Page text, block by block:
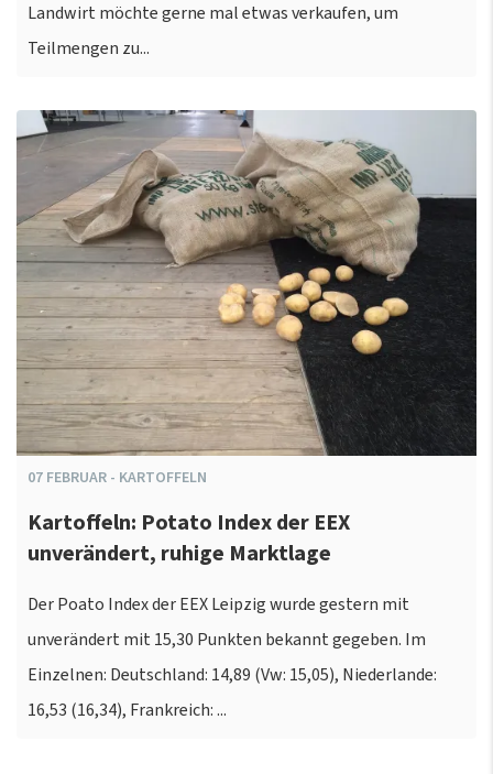
Landwirt möchte gerne mal etwas verkaufen, um
Teilmengen zu...
07 FEBRUAR - KARTOFFELN
Kartoffeln: Potato Index der EEX
unverändert, ruhige Marktlage
Der Poato Index der EEX Leipzig wurde gestern mit
unverändert mit 15,30 Punkten bekannt gegeben. Im
Einzelnen: Deutschland: 14,89 (Vw: 15,05), Niederlande:
16,53 (16,34), Frankreich: ...